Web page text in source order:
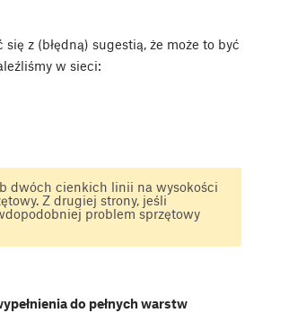
z (błędną) sugestią, że może to być
w sieci:
dwóch cienkich linii na wysokości
Z drugiej strony, jeśli
problem sprzętowy
do pełnych warstw